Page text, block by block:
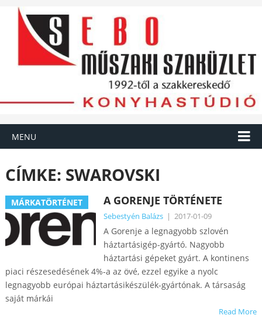
MENU
CÍMKE: SWAROVSKI
MÁRKATÖRTÉNET A GORENJE TÖRTÉNETE
Sebestyén Balázs | 2017-01-09
A Gorenje a legnagyobb szlovén
háztartásigép-gyártó. Nagyobb
háztartási gépeket gyárt. A kontinens
piaci részesedésének 4%-a az övé, ezzel egyike a nyolc
legnagyobb európai háztartásikészülék-gyártónak. A társaság
saját márkái
Read More